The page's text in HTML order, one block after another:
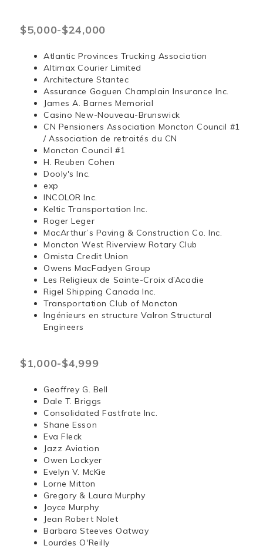
$5,000-$24,000
Atlantic Provinces Trucking Association
Altimax Courier Limited
Architecture Stantec
Assurance Goguen Champlain Insurance Inc.
James A. Barnes Memorial
Casino New-Nouveau-Brunswick
CN Pensioners Association Moncton Council #1
/ Association de retraités du CN
Moncton Council #1
H. Reuben Cohen
Dooly's Inc.
exp
INCOLOR Inc.
Keltic Transportation Inc.
Roger Leger
MacArthur’s Paving & Construction Co. Inc.
Moncton West Riverview Rotary Club
Omista Credit Union
Owens MacFadyen Group
Les Religieux de Sainte-Croix d’Acadie
Rigel Shipping Canada Inc.
Transportation Club of Moncton
Ingénieurs en structure Valron Structural
Engineers
$1,000-$4,999
Geoffrey G. Bell
Dale T. Briggs
Consolidated Fastfrate Inc.
Shane Esson
Eva Fleck
Jazz Aviation
Owen Lockyer
Evelyn V. McKie
Lorne Mitton
Gregory & Laura Murphy
Joyce Murphy
Jean Robert Nolet
Barbara Steeves Oatway
Lourdes O'Reilly